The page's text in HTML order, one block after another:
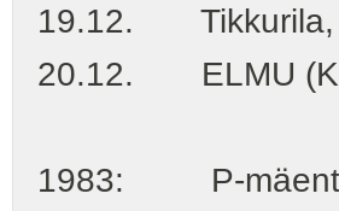
19.12. Tikkurila,
20.12. ELMU
1983: P-mäentie